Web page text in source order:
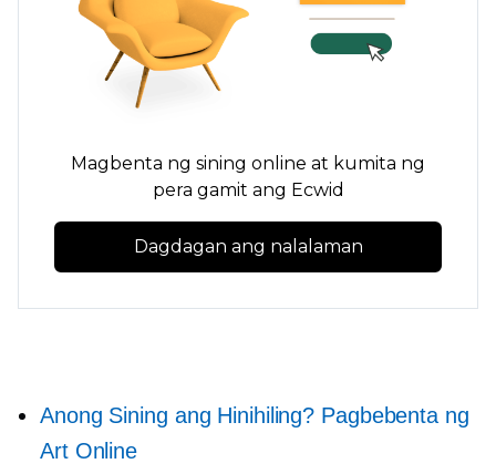
Magbenta ng sining online at kumita ng
pera gamit ang Ecwid
Dagdagan ang nalalaman
Anong Sining ang Hinihiling? Pagbebenta ng
Art Online